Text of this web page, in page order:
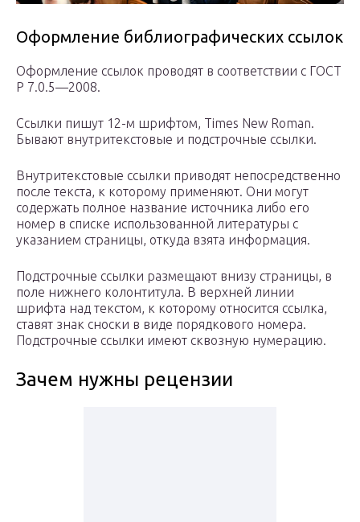
Оформление библиографических ссылок
Оформление ссылок проводят в соответствии с ГОСТ
Р 7.0.5—2008.
Ссылки пишут 12-м шрифтом, Тimes New Roman.
Бывают внутритекстовые и подстрочные ссылки.
Внутритекстовые ссылки приводят непосредственно
после текста, к которому применяют. Они могут
содержать полное название источника либо его
номер в списке использованной литературы с
указанием страницы, откуда взята информация.
Подстрочные ссылки размещают внизу страницы, в
поле нижнего колонтитула. В верхней линии
шрифта над текстом, к которому относится ссылка,
ставят знак сноски в виде порядкового номера.
Подстрочные ссылки имеют сквозную нумерацию.
Зачем нужны рецензии